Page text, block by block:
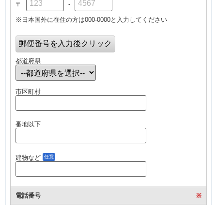
〒 -
※日本国外に在住の方は000-0000と入力してください
都道府県
市区町村
番地以下
建物など 任意
電話番号 ※